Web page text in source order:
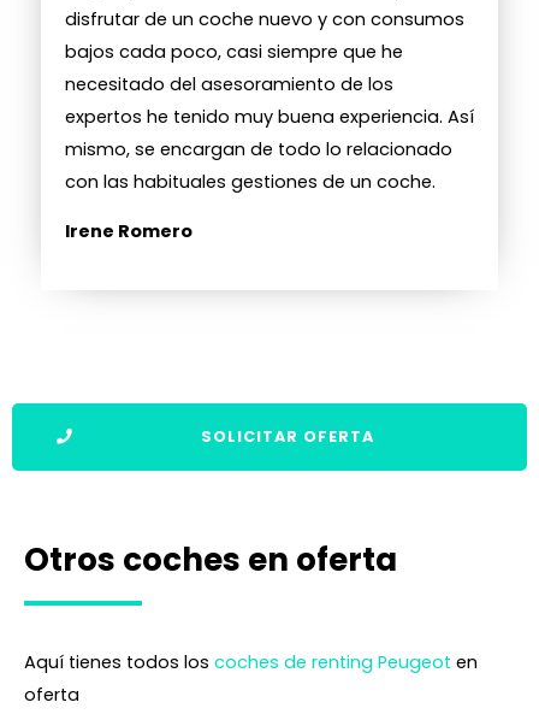
disfrutar de un coche nuevo y con consumos
bajos cada poco, casi siempre que he
necesitado del asesoramiento de los
expertos he tenido muy buena experiencia. Así
mismo, se encargan de todo lo relacionado
con las habituales gestiones de un coche.
Irene Romero
SOLICITAR OFERTA
Otros coches en oferta
Aquí tienes todos los coches de renting Peugeot en
oferta